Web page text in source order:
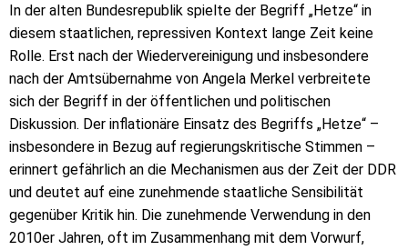
In der alten Bundesrepublik spielte der Begriff „Hetze“ in
diesem staatlichen, repressiven Kontext lange Zeit keine
Rolle. Erst nach der Wiedervereinigung und insbesondere
nach der Amtsübernahme von Angela Merkel verbreitete
sich der Begriff in der öffentlichen und politischen
Diskussion. Der inflationäre Einsatz des Begriffs „Hetze“ –
insbesondere in Bezug auf regierungskritische Stimmen –
erinnert gefährlich an die Mechanismen aus der Zeit der DDR
und deutet auf eine zunehmende staatliche Sensibilität
gegenüber Kritik hin. Die zunehmende Verwendung in den
2010er Jahren, oft im Zusammenhang mit dem Vorwurf,